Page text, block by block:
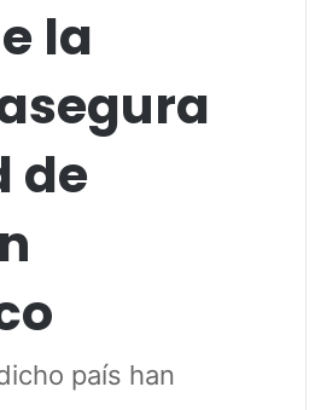
la
de
país han